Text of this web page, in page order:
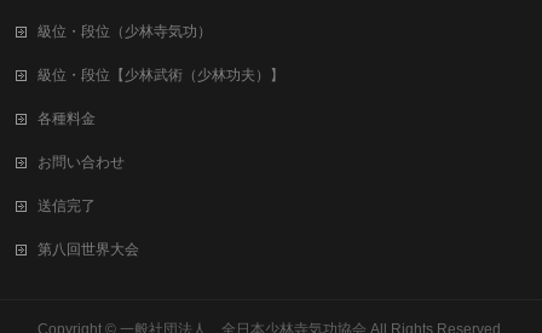
級位・段位（少林寺気功）
級位・段位【少林武術（少林功夫）】
各種料金
お問い合わせ
送信完了
第八回世界大会
Copyright © 一般社団法人 全日本少林寺気功協会 All Rights Reserved.